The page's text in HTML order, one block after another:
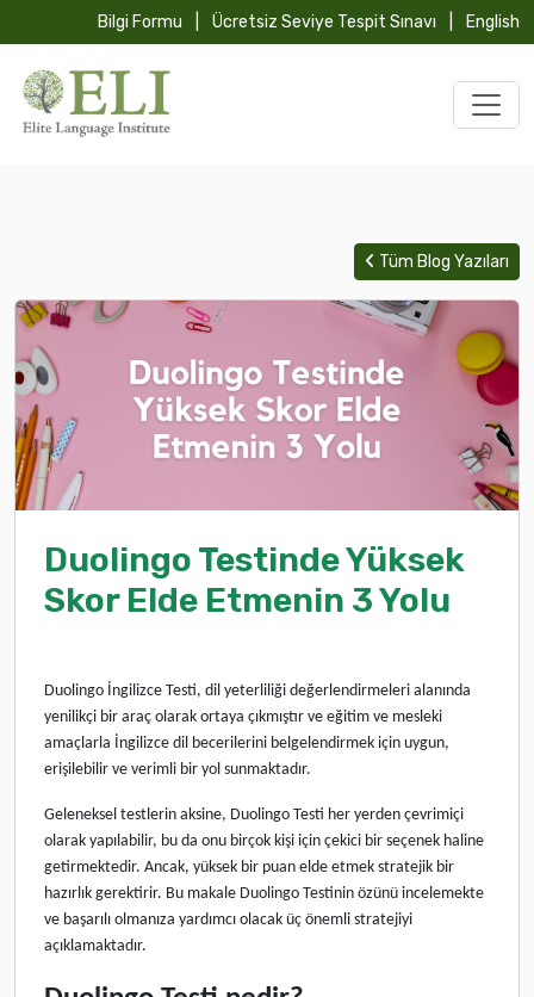
Bilgi Formu Ücretsiz Seviye Tespit Sınavı English
Tüm Blog Yazıları
Duolingo Testinde Yüksek
Skor Elde Etmenin 3 Yolu
Duolingo İngilizce Testi, dil yeterliliği değerlendirmeleri alanında
yenilikçi bir araç olarak ortaya çıkmıştır ve eğitim ve mesleki
amaçlarla İngilizce dil becerilerini belgelendirmek için uygun,
erişilebilir ve verimli bir yol sunmaktadır.
Geleneksel testlerin aksine, Duolingo Testi her yerden çevrimiçi
olarak yapılabilir, bu da onu birçok kişi için çekici bir seçenek haline
getirmektedir. Ancak, yüksek bir puan elde etmek stratejik bir
hazırlık gerektirir. Bu makale Duolingo Testinin özünü incelemekte
ve başarılı olmanıza yardımcı olacak üç önemli stratejiyi
açıklamaktadır.